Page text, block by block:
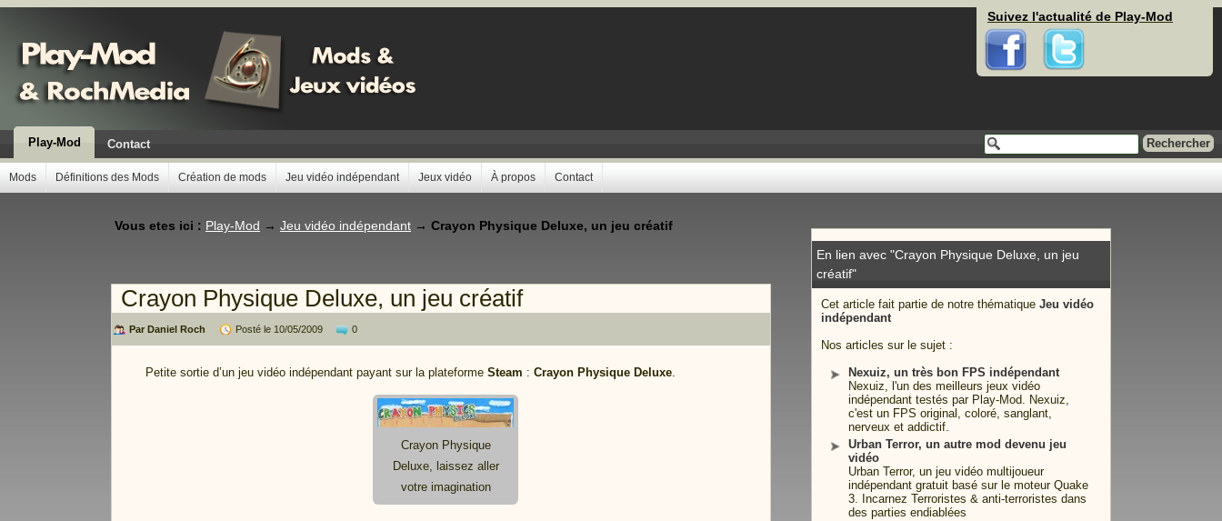
Suivez l'actualité de Play-Mod
Facebook Twitter
Play-Mod Contact
Mods Définitions des Mods Création de mods Jeu vidéo indépendant Jeux vidéo À propos Contact
Vous etes ici : Play-Mod → Jeu vidéo indépendant → Crayon Physique Deluxe, un jeu créatif
Crayon Physique Deluxe, un jeu créatif
Par Daniel Roch Posté le 10/05/2009 0
Petite sortie d’un jeu vidéo indépendant payant sur la plateforme Steam : Crayon Physique Deluxe.
Crayon Physique
Deluxe, laissez aller
votre imagination
En lien avec "Crayon Physique Deluxe, un jeu
créatif"
Cet article fait partie de notre thématique Jeu vidéo
indépendant
Nos articles sur le sujet :
Nexuiz, un très bon FPS indépendant
Nexuiz, l'un des meilleurs jeux vidéo
indépendant testés par Play-Mod. Nexuiz,
c'est un FPS original, coloré, sanglant,
nerveux et addictif.
Urban Terror, un autre mod devenu jeu
vidéo
Urban Terror, un jeu vidéo multijoueur
indépendant gratuit basé sur le moteur Quake
3. Incarnez Terroristes & anti-terroristes dans
des parties endiablées